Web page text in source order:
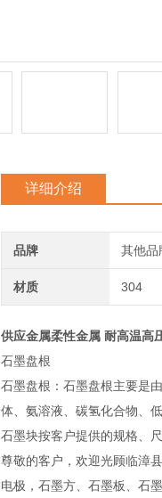
详细介绍
品牌 其他品
材质 304
供应金属柔性金属 耐高温高
石墨盘根
石墨盘根：石墨盘根主要是
体、氨溶液、碳氢化合物、
石墨块按客户提供的规格、
尊敬的客户，欢迎光顾临漳
电极，石墨方、石墨板、石